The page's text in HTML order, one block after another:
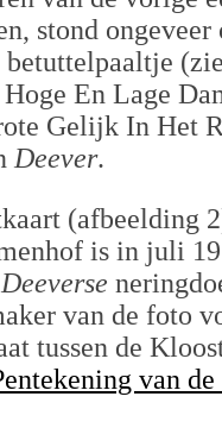
stond ongeveer
Hoge En Lage
Gelijk In Het
Deever.
(afbeelding
is in juli
Deeverse
van de foto
tussen de
van